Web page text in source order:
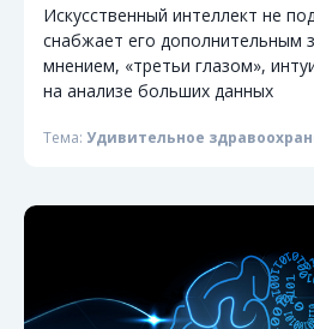
Искусственный интеллект не
снабжает его дополнительным
мнением, «третьи глазом»,
на анализе больших данных
Тема: Удивительное